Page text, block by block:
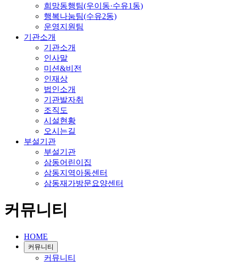
희망동행팀(우이동·수유1동)
행복나눔팀(수유2동)
운영지원팀
기관소개
기관소개
인사말
미션&비전
인재상
법인소개
기관발자취
조직도
시설현황
오시는길
부설기관
부설기관
삼동어린이집
삼동지역아동센터
삼동재가방문요양센터
커뮤니티
HOME
커뮤니티
커뮤니티